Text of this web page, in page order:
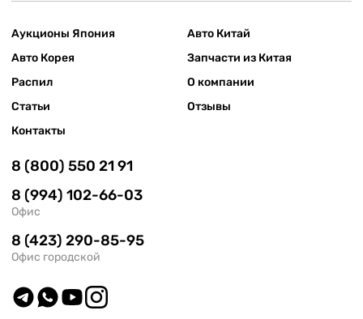
Аукционы Япония
Авто Китай
Авто Корея
Запчасти из Китая
Распил
О компании
Статьи
Отзывы
Контакты
8 (800) 550 21 91
8 (994) 102-66-03
Офис
8 (423) 290-85-95
Офис городской